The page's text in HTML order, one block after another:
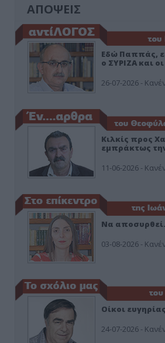
ΑΠΟΨΕΙΣ
Εδώ Παππάς,
ο ΣΥΡΙΖΑ και
26-07-2026 -
Κιλκίς προς
εμπράκτως
11-06-2026 -
Να
03-08-2026 -
Οίκοι ευγηρίας
24-07-2026 -